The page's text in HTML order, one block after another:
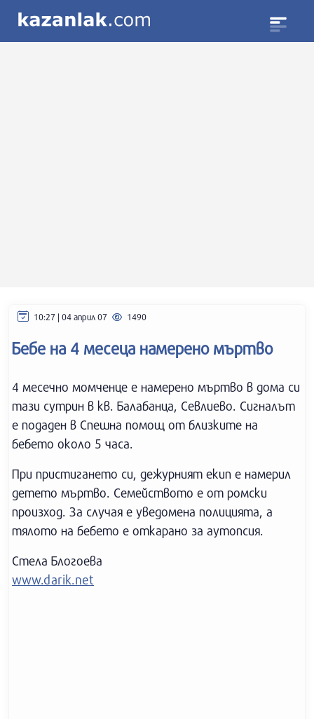
10:27 | 04 април 07 1490
Бебе на 4 месеца намерено мъртво
4 месечно момченце е намерено мъртво в дома си
тази сутрин в кв. Балабанца, Севлиево. Сигналът
е подаден в Спешна помощ от близките на
бебето около 5 часа.
При пристигането си, дежурният екип е намерил
детето мъртво. Семейството е от ромски
произход. За случая е уведомена полицията, а
тялото на бебето е откарано за аутопсия.
Стела Блогоева
www.darik.net